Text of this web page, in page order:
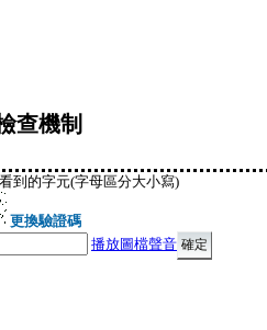
查機制
到的字元(字母區分大小寫)
更換驗證碼
播放圖檔聲音